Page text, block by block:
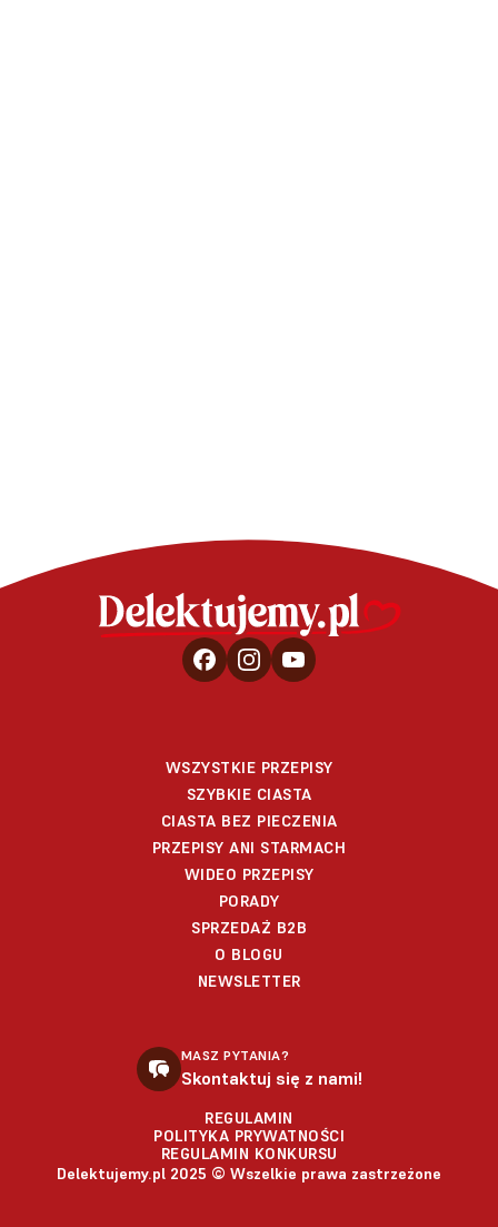
WSZYSTKIE PRZEPISY
SZYBKIE CIASTA
CIASTA BEZ PIECZENIA
PRZEPISY ANI STARMACH
WIDEO PRZEPISY
PORADY
SPRZEDAŻ B2B
O BLOGU
NEWSLETTER
MASZ PYTANIA?
Skontaktuj się z nami!
REGULAMIN
POLITYKA PRYWATNOŚCI
REGULAMIN KONKURSU
Delektujemy.pl 2025 © Wszelkie prawa zastrzeżone